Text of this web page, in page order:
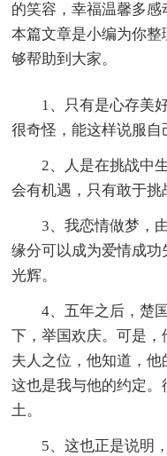
的笑容，幸福温馨多感
本篇文章是小编为你
够帮助到大家。
1、只有是心存美
很奇怪，能这样说服自
2、人是在挑战中
会有机遇，只有敢于挑
3、我恋情做梦，
缘分可以成为爱情成
光辉。
4、五年之后，楚
下，举国欢庆。可是
夫人之位，他知道，他
这也是我与他的约定
土。
5、这也正是说明